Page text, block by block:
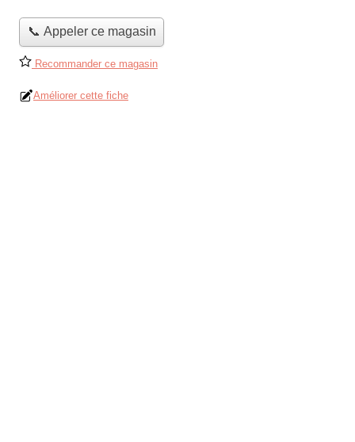
📞 Appeler ce magasin
Recommander ce magasin
Améliorer cette fiche